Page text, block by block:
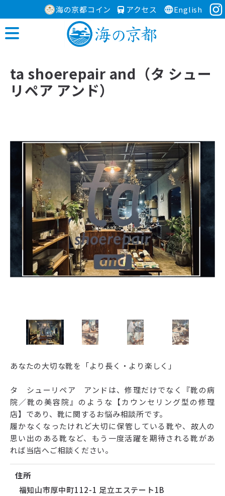
海の京都コイン アクセス English
ta shoerepair and（タ シュー
リペア アンド）
あなたの大切な靴を「より長く・より楽しく」
タ シューリペア アンドは、修理だけでなく『靴の病
院／靴の美容院』のような【カウンセリング型の修理
店】であり、靴に関するお悩み相談所です。
履かなくなったけれど大切に保管している靴や、故人の
思い出のある靴など、もう一度活躍を期待される靴があ
れば当店へご相談ください。
住所
福知山市厚中町112-1 足立エステート1B